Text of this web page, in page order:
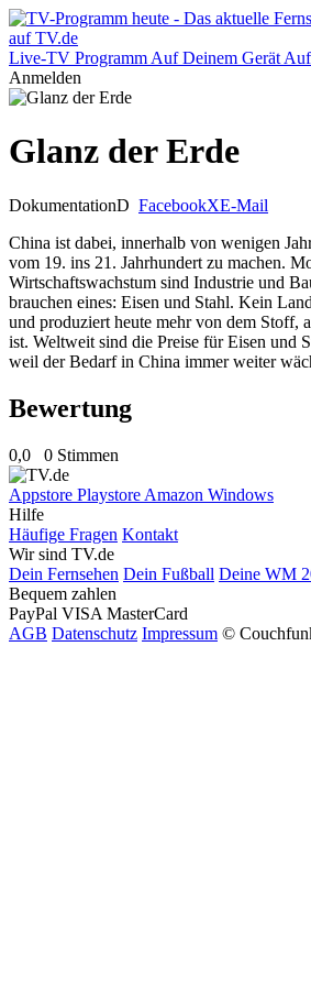
Live-TV Programm Auf Deinem Gerät
Anmelden
Glanz der Erde
DokumentationD FacebookXE-Mail
China ist dabei, innerhalb von wenigen
vom 19. ins 21. Jahrhundert zu machen.
Wirtschaftswachstum sind Industrie und
brauchen eines: Eisen und Stahl. Kein
und produziert heute mehr von dem Stoff,
ist. Weltweit sind die Preise für Eisen und
weil der Bedarf in China immer weiter
Bewertung
0,0 0 Stimmen
Appstore Playstore Amazon Windows
Hilfe
Häufige Fragen Kontakt
Wir sind TV.de
Dein Fernsehen Dein Fußball Deine WM
Bequem zahlen
PayPal VISA MasterCard
AGB Datenschutz Impressum ©